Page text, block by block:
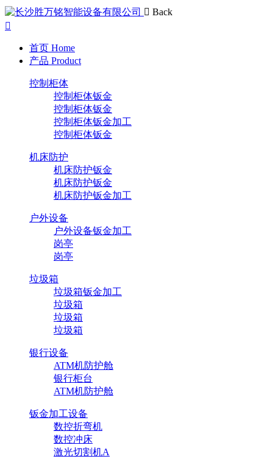
Back
首页 Home
产品 Product
控制柜体
控制柜体钣金
控制柜体钣金
控制柜体钣金加工
控制柜体钣金
机床防护
机床防护钣金
机床防护钣金
机床防护钣金加工
户外设备
户外设备钣金加工
岗亭
岗亭
垃圾箱
垃圾箱钣金加工
垃圾箱
垃圾箱
垃圾箱
银行设备
ATM机防护舱
银行柜台
ATM机防护舱
钣金加工设备
数控折弯机
数控冲床
激光切割机A